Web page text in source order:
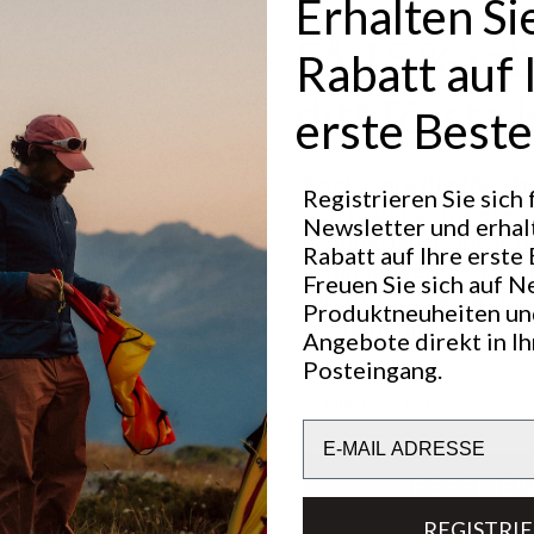
Hervorragend für
NORDIC SKATING
Technische Daten
Få 15 %
ditt första
Registrera dig för
och ta del av nyheter,
produktlanseringar
erbjudanden. Som ny
får du 15 % rabatt
beställning.
Email
Erhalten
Rabatt auf
erste
Registrieren Sie sich
Newsletter und
Rabatt auf Ihre erste
Freuen Sie sich auf
Produktneuheiten
Angebote direkt in
Posteingang.